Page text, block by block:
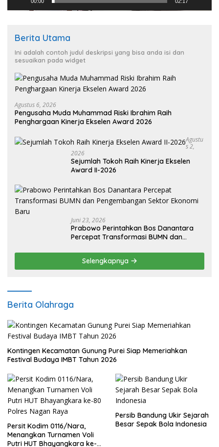
Berita Utama
Ini adalah contoh judul deskripsi yang bisa anda isi dan
sesuaikan pada widget
Agustus 6, 2026
Pengusaha Muda Muhammad Riski Ibrahim Raih
Penghargaan Kinerja Ekselen Award 2026
Agustu
S 2,
2026
Sejumlah Tokoh Raih Kinerja Ekselen
Award II-2026
Juni 23, 2026
Prabowo Perintahkan Bos Danantara
Percepat Transformasi BUMN dan
Selengkapnya
Berita Olahraga
Kontingen Kecamatan Gunung Purei Siap Memeriahkan
Festival Budaya IMBT Tahun 2026
Persit Kodim 0116/Nara,
Menangkan Turnamen Voli
Putri HUT Bhayangkara ke-
Persib Bandung Ukir Sejarah
Besar Sepak Bola Indonesia